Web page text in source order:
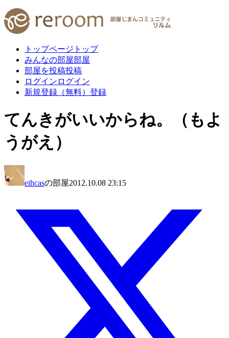
トップページ トップ
みんなの部屋部屋
部屋を投稿投稿
ログイン ログイン
新規登録（無料） 登録
てんきがいいからね。（もよ
うがえ）
eihcasの部屋2012.10.08 23:15